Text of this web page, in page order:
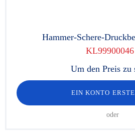
Hammer-Schere-
KL99900046
Um den Preis zu
EIN KONTO
oder